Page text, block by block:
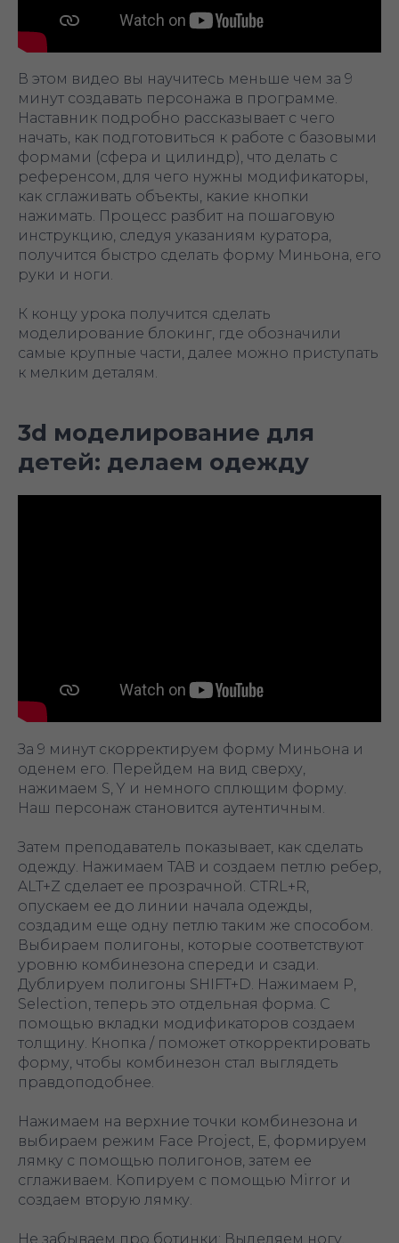
В этом видео вы научитесь меньше чем за 9
минут создавать персонажа в программе.
Наставник подробно рассказывает с чего
начать, как подготовиться к работе с базовыми
формами (сфера и цилиндр), что делать с
референсом, для чего нужны модификаторы,
как сглаживать объекты, какие кнопки
нажимать. Процесс разбит на пошаговую
инструкцию, следуя указаниям куратора,
получится быстро сделать форму Миньона, его
руки и ноги.
К концу урока получится сделать
моделирование блокинг, где обозначили
самые крупные части, далее можно приступать
к мелким деталям.
3d моделирование для
детей: делаем одежду
За 9 минут скорректируем форму Миньона и
оденем его. Перейдем на вид сверху,
нажимаем S, Y и немного сплющим форму.
Наш персонаж становится аутентичным.
Затем преподаватель показывает, как сделать
одежду. Нажимаем TAB и создаем петлю ребер,
ALT+Z сделает ее прозрачной. CTRL+R,
опускаем ее до линии начала одежды,
создадим еще одну петлю таким же способом.
Выбираем полигоны, которые соответствуют
уровню комбинезона спереди и сзади.
Дублируем полигоны SHIFT+D. Нажимаем P,
Selection, теперь это отдельная форма. С
помощью вкладки модификаторов создаем
толщину. Кнопка / поможет откорректировать
форму, чтобы комбинезон стал выглядеть
правдоподобнее.
Нажимаем на верхние точки комбинезона и
выбираем режим Face Project, E, формируем
лямку с помощью полигонов, затем ее
сглаживаем. Копируем с помощью Mirror и
создаем вторую лямку.
Не забываем про ботинки: Выделяем ногу,